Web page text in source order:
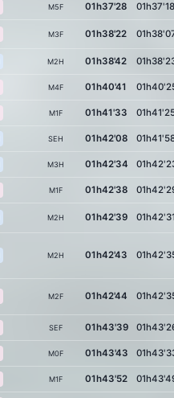
M5F 01h37'28 01h37'18
M3F 01h38'22
M2H 01h38'42
M4F 01h40'41
M1F 01h41'33
SEH 01h42'08
M3H 01h42'34
M1F 01h42'38
M2H 01h42'39
M2H 01h42'43
M2F 01h42'44
SEF 01h43'39
M0F 01h43'43
M1F 01h43'52